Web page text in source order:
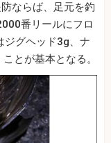
ならば、足元を釣
番リールにフロ
ジグヘッド3g、ナ
とが基本となる。